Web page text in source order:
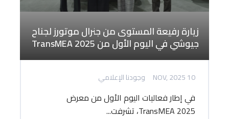
زيارة رفيعة المستوى من جنرال موتورز لجناح
جيوشي في اليوم الأول من TransMEA 2025
10 NOV, 2025 وجودنا الإعلامي
في إطار فعاليات اليوم الأول من معرض
TransMEA 2025، تشرفت...